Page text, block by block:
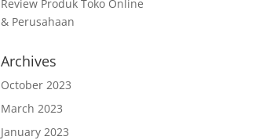
Review Produk Toko Online
& Perusahaan
Archives
October 2023
March 2023
January 2023